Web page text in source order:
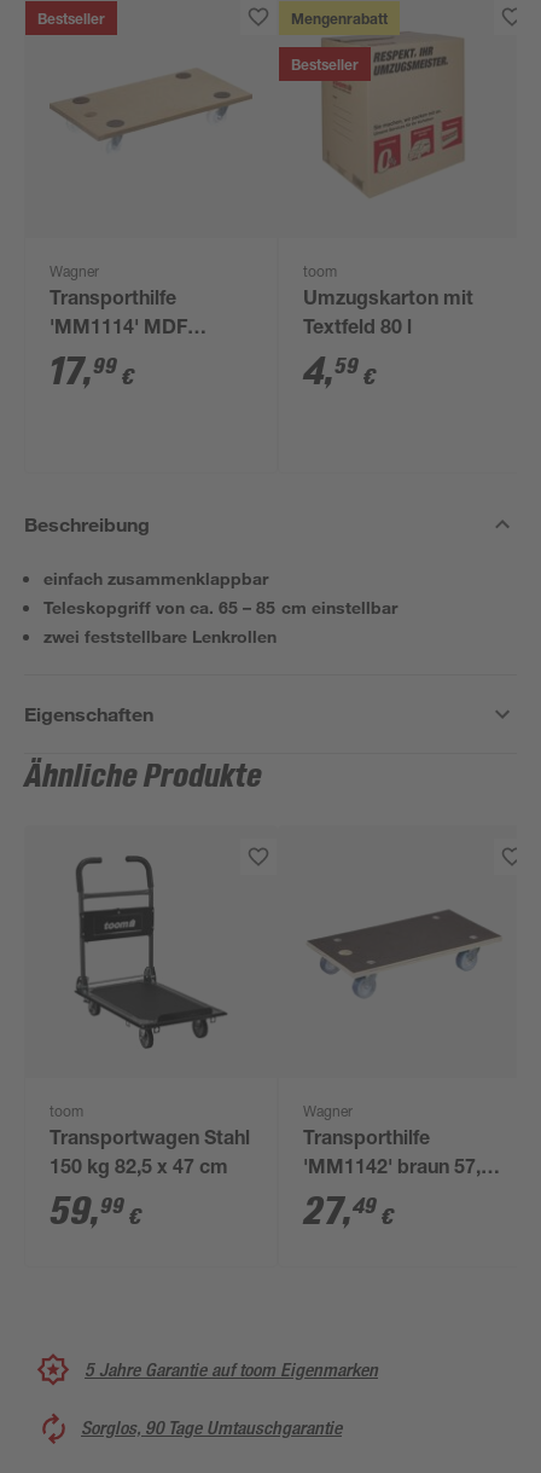
Bestseller
Wagner
Transporthilfe
'MM1114' MDF
Tragkraft 250 kg
17,99 €
Mengenrabatt
Bestseller
toom
Umzugskarton mit
Textfeld 80 l
4,59 €
Beschreibung
einfach zusammenklappbar
Teleskopgriff von ca. 65 – 85 cm einstellbar
zwei feststellbare Lenkrollen
Eigenschaften
Ähnliche Produkte
toom
Transportwagen Stahl
150 kg 82,5 x 47 cm
59,99 €
Wagner
Transporthilfe
'MM1142' braun 57,5
x 30 x 11 cm, 250 kg
27,49 €
5 Jahre Garantie auf toom Eigenmarken
Sorglos, 90 Tage Umtauschgarantie